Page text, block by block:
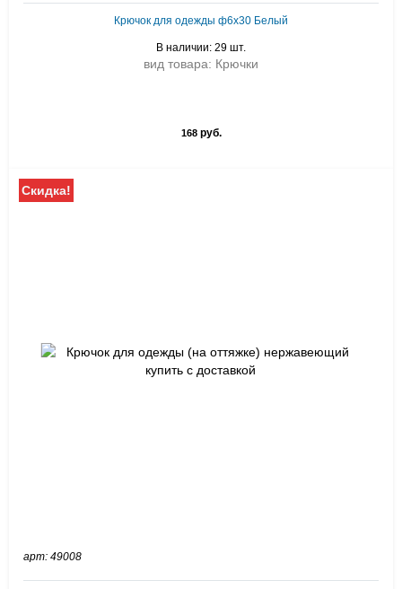
Крючок для одежды ф6х30 Белый
В наличии: 29 шт.
вид товара: Крючки
168руб.
Скидка!
арт: 49008